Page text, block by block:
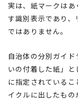
実は、紙マークは
す識別表示であり
ではありません。
自治体の分別ガイ
いの付着した紙」と
に指定されている
イクルに出したも